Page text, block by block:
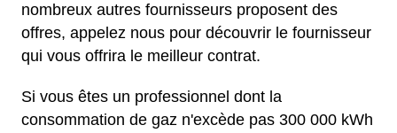
nombreux autres fournisseurs proposent des
offres, appelez nous pour découvrir le fournisseur
qui vous offrira le meilleur contrat.
Si vous êtes un professionnel dont la
consommation de gaz n'excède pas 300 000 kWh